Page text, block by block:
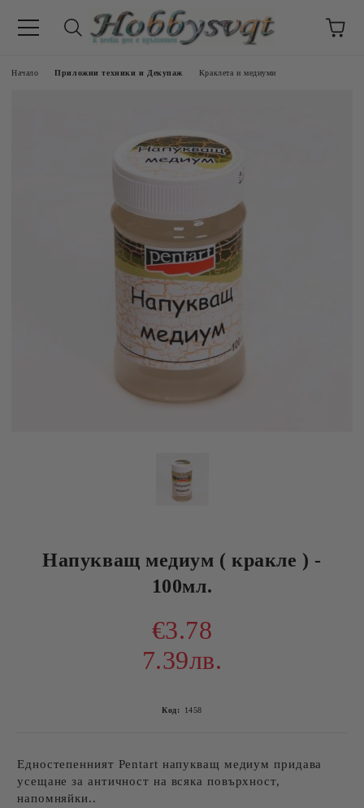
Начало Приложни техники и Декупаж Краклета и медиуми
Напукващ медиум ( кракле ) -
100мл.
€3.78
7.39лв.
Код: 1458
Едностепенният Pentart напукващ медиум придава
усещане за античност на всяка повърхност,
напомняйки..